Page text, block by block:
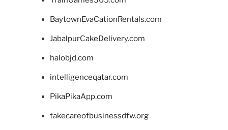
BaytownEvaCationRentals.com
JabalpurCakeDelivery.com
halobjd.com
intelligenceqatar.com
PikaPikaApp.com
takecareofbusinessdfw.org